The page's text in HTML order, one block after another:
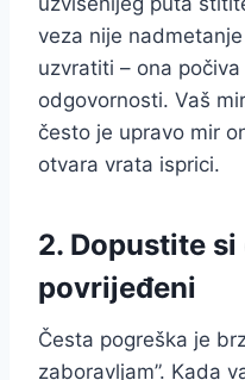
veza nije
uzvratiti – ona
odgovornosti. Vaš
često je upravo mir
otvara vrata isprici.
2. Dopustite
povrijeđeni
Česta pogreška je
zaboravljam”. Kada